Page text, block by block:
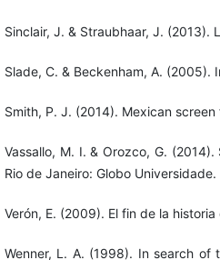
Sinclair, J. & Straubhaar, J. (2013).
Slade, C. & Beckenham, A.
Smith, P. J. (2014). Mexican
Vassallo, M. I. & Orozco, G.
Rio de Janeiro: Globo Universidade.
Verón, E. (2009). El fin de la
Wenner, L. A. (1998). In search